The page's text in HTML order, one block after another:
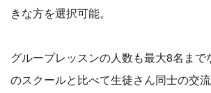
きな方を選択可能。
グループレッスンの人数も最大8名ま
のスクールと比べて生徒さん同士の交